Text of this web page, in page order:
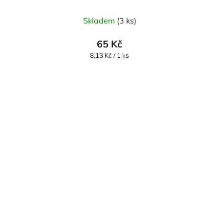
Skladem (3 ks)
65 Kč
Měrná
8,13 Kč / 1 ks